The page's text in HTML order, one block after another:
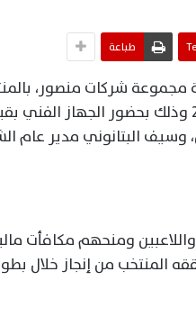
طباعة
شركات منصور،
القدم بعد نتائجه التاريخية ببطولة كأس العالم 2026 وذلك
وسيف البتانوني مدير عام
المنتخب من إنجاز خلال